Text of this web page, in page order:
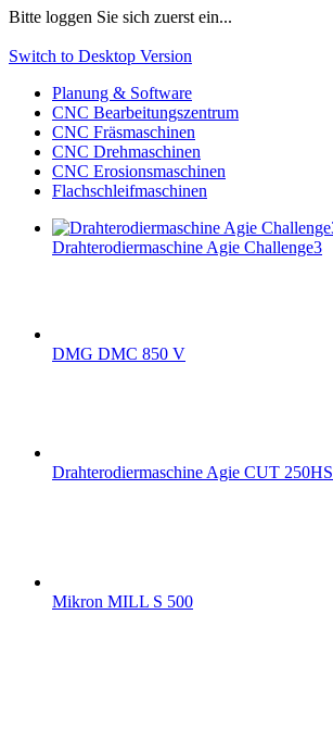
Bitte loggen Sie sich zuerst ein...
Switch to Desktop Version
Planung & Software
CNC Bearbeitungszentrum
CNC Fräsmaschinen
CNC Drehmaschinen
CNC Erosionsmaschinen
Flachschleifmaschinen
Drahterodiermaschine Agie Challenge3
DMG DMC 850 V
Drahterodiermaschine Agie CUT
Mikron MILL S 500